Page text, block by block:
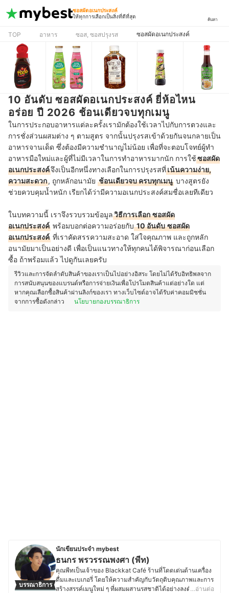
ซอสผัดอเนกประสงค์
ให้ทุกการเลือกเป็นสิ่งที่ดีที่สุด
ค้นหา
TOP อาหาร ซอส, ซอสปรุงรส ซอสผัดอเนกประสงค์
10 อันดับ ซอสผัดอเนกประสงค์ ยี่ห้อไหน
อร่อย ปี 2026 ช้อนเดียวจบทุกเมนู
ในการประกอบอาหารแต่ละครั้งเรามักต้องใช้เวลาไปกับการตวงและ
การชั่งส่วนผสมต่าง ๆ ตามสูตร จากนั้นปรุงรสเข้าด้วยกันจนกลายเป็น
อาหารจานเด็ด ซึ่งต้องมีความชำนาญไม่น้อย เพื่อที่จะตอบโจทย์ผู้ทำ
อาหารมือใหม่และผู้ที่ไม่มีเวลาในการทำอาหารมากนัก การใช้ซอสผัด
อเนกประสงค์จึงเป็นอีกหนึ่งทางเลือกในการปรุงรสที่เน้นความง่าย,
ความสะดวก, ถูกหลักอนามัย ช้อนเดียวจบ ครบทุกเมนู บางสูตรยัง
ช่วยควบคุมน้ำหนัก เรียกได้ว่ามีความอเนกประสงค์สมชื่อเลยทีเดียว
ในบทความนี้ เราจึงรวบรวมข้อมูลวิธีการเลือก ซอสผัด
อเนกประสงค์ พร้อมบอกต่อความอร่อยกับ10 อันดับ ซอสผัด
อเนกประสงค์ ที่เราคัดสรรความสะอาด ใส่ใจคุณภาพ และถูกหลัก
อนามัยมาเป็นอย่างดี เพื่อเป็นแนวทางให้ทุกคนได้พิจารณาก่อนเลือก
ซื้อ ถ้าพร้อมแล้ว ไปดูกันเลยครับ
รีวิวและการจัดลำดับสินค้าของเราเป็นไปอย่างอิสระ โดยไม่ได้รับอิทธิพลจาก
การสนับสนุนของแบรนด์หรือการจ่ายเงินเพื่อโปรโมตสินค้าแต่อย่างใด แต่
หากคุณเลือกซื้อสินค้าผ่านลิงก์ของเรา ทางเว็บไซต์อาจได้รับค่าคอมมิชชั่น
จากการซื้อดังกล่าว
นโยบายกองบรรณาธิการ
บรรณาธิการ
นักเขียนประจำ mybest
ธนกร พรวรรณพงศา (พีท)
คุณพีทเป็นเจ้าของ Blackkat Café ร้านที่โดดเด่นด้านเครื่อง
ดื่มและเบเกอรี่ โดยให้ความสำคัญกับวัตถุดิบคุณภาพและการ
สร้างสรรค์เมนูใหม่ ๆ ที่ผสมผสานรสชาติได้อย่างลงตัว ด้วย
…อ่านต่อ